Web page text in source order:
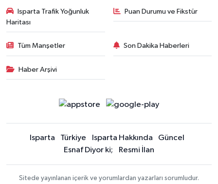
Isparta Trafik Yoğunluk
Haritası
Puan Durumu ve Fikstür
Tüm Manşetler Son Dakika Haberleri
Haber Arşivi
Isparta Türkiye Isparta Hakkında
Güncel
Esnaf Diyor ki;
Resmi İlan
Sitede yayınlanan içerik ve yorumlardan yazarları sorumludur.